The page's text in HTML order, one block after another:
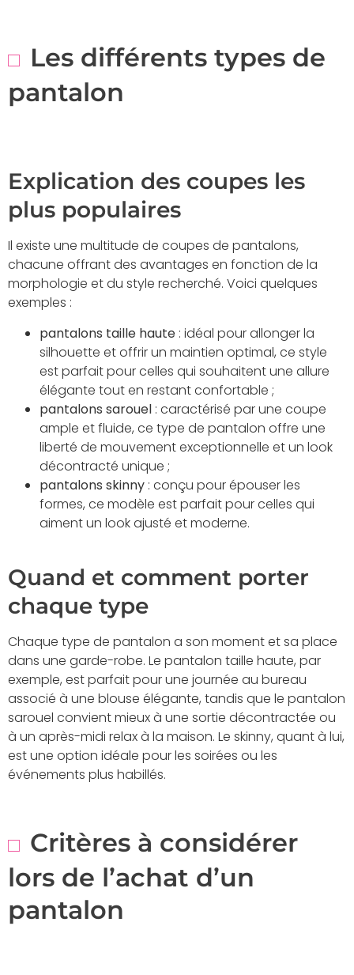
Les différents types de
pantalon
Explication des coupes les
plus populaires
Il existe une multitude de coupes de pantalons,
chacune offrant des avantages en fonction de la
morphologie et du style recherché. Voici quelques
exemples :
pantalons taille haute : idéal pour allonger la
silhouette et offrir un maintien optimal, ce style
est parfait pour celles qui souhaitent une allure
élégante tout en restant confortable ;
pantalons sarouel : caractérisé par une coupe
ample et fluide, ce type de pantalon offre une
liberté de mouvement exceptionnelle et un look
décontracté unique ;
pantalons skinny : conçu pour épouser les
formes, ce modèle est parfait pour celles qui
aiment un look ajusté et moderne.
Quand et comment porter
chaque type
Chaque type de pantalon a son moment et sa place
dans une garde-robe. Le pantalon taille haute, par
exemple, est parfait pour une journée au bureau
associé à une blouse élégante, tandis que le pantalon
sarouel convient mieux à une sortie décontractée ou
à un après-midi relax à la maison. Le skinny, quant à lui,
est une option idéale pour les soirées ou les
événements plus habillés.
Critères à considérer
lors de l’achat d’un
pantalon